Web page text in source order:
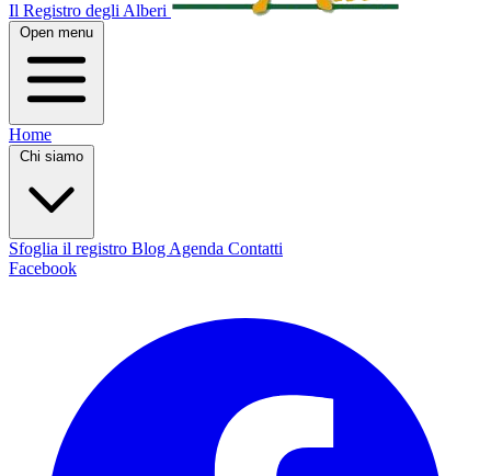
Il Registro degli Alberi
Open menu
Home
Chi siamo
Sfoglia il registro Blog Agenda Contatti
Facebook